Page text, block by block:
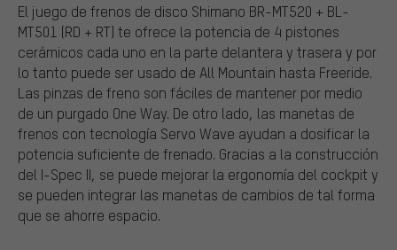
El juego de frenos de disco Shimano BR-MT520 + BL-
MT501 (RD + RT) te ofrece la potencia de 4 pistones
cerámicos cada uno en la parte delantera y trasera y por
lo tanto puede ser usado de All Mountain hasta Freeride.
Las pinzas de freno son fáciles de mantener por medio
de un purgado One Way. De otro lado, las manetas de
frenos con tecnología Servo Wave ayudan a dosificar la
potencia suficiente de frenado. Gracias a la construcción
del I-Spec II, se puede mejorar la ergonomía del cockpit y
se pueden integrar las manetas de cambios de tal forma
que se ahorre espacio.